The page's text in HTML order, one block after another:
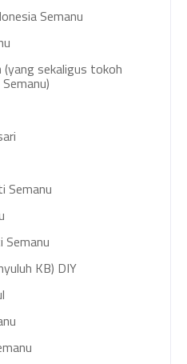
Semanu
(yang sekaligus tokoh
Semanu
KB) DIY